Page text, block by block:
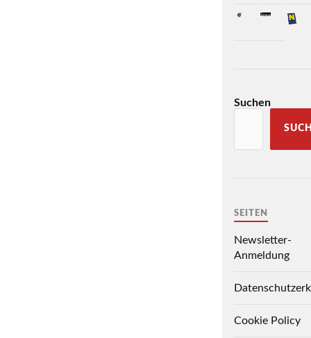
Suchen
SEITEN
Newsletter-
Anmeldung
Cookie Policy